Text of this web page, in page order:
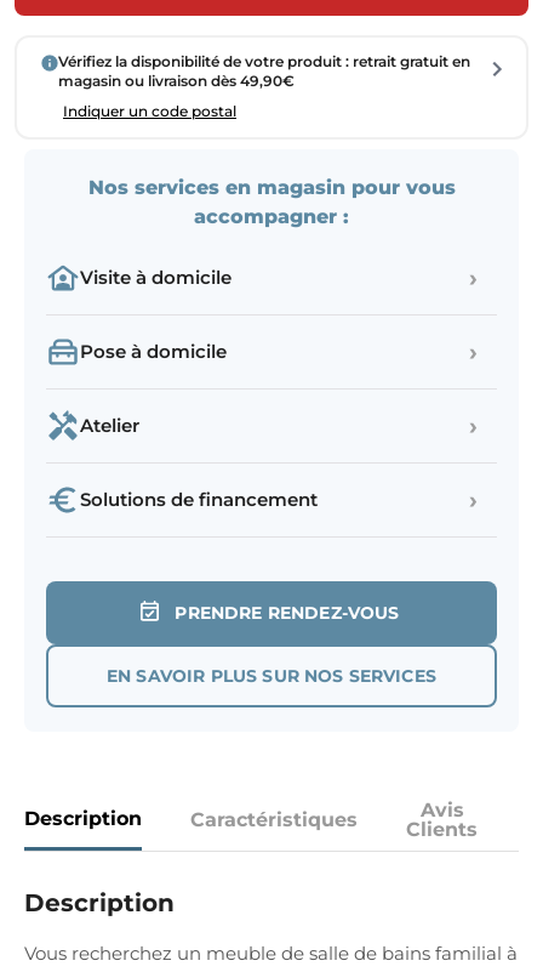
Vérifiez la disponibilité de votre produit : retrait gratuit en
magasin ou livraison dès 49,90€
Indiquer un code postal
Nos services en magasin pour vous
accompagner :
Visite à domicile ›
Pose à domicile ›
Atelier ›
Solutions de financement ›
PRENDRE RENDEZ-VOUS
EN SAVOIR PLUS SUR NOS SERVICES
Description Caractéristiques
Avis
Clients
Description
Vous recherchez un meuble de salle de bains familial à